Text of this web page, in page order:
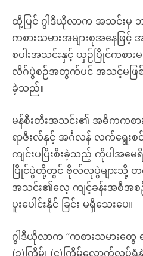
ထို့ပြင် ဂွါဒီယိုလာက အသင်းမှ
ကစားသမားအများစုအနေဖြင့်
စပါးအသင်းနှင့် ယှဉ်ပြိုင်ကစား
လိဂ်ပွဲစဉ်အတွက်ပင် အသင့်မဖြစ်နို
ခဲ့သည်။
မန်စီးတီးအသင်း၏ အဓိကကစာ
ရာဇီးလ်နှင့် အင်္ဂလန် လက်ရွေးစင်
ကျင်းပပြီးစီးခဲ့သည့် ကိုပါအမ
ပြိုင်ပွဲတို့တွင် ဗိုလ်လုပွဲများ
အသင်း၏လေ့ ကျင့်ခန်းအစီအစဉ်
ပူးပေါင်းနိုင် ခြင်း မရှိသေးပေ။
ဂွါဒီယိုလာက ”ကစားသမားတွေ
(၃)ကြိမ်၊ (၄)ကြိမ်လောက်လု